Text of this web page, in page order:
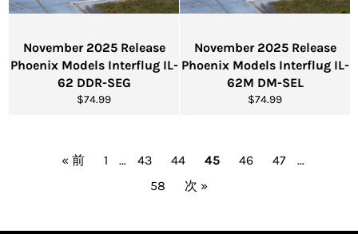
November 2025 Release
Phoenix Models Interflug IL-
62 DDR-SEG
通
$74.99
November 2025 Release
Phoenix Models Interflug IL-
62M DM-SEL
通
$74.99
« 前 1 … 43 44 45 46 47
…
58
次 »